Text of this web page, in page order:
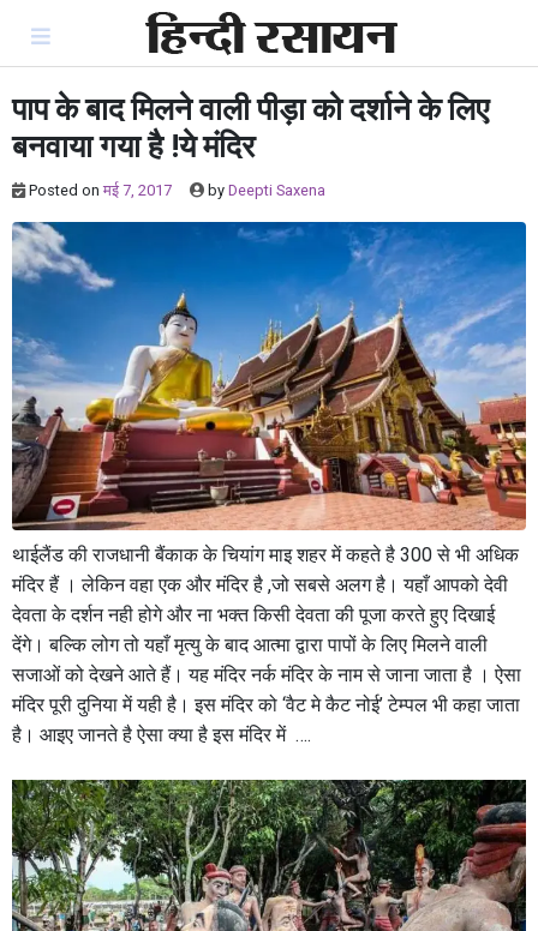
content
पाप के बाद मिलने वाली पीड़ा को दर्शाने के लिए
बनवाया गया है !ये मंदिर
Posted on मई 7, 2017 by Deepti Saxena
थाईलैंड की राजधानी बैंकाक के चियांग माइ शहर में कहते है 300 से भी अधिक
मंदिर हैं । लेकिन वहा एक और मंदिर है ,जो सबसे अलग है। यहाँ आपको देवी
देवता के दर्शन नही होगे और ना भक्त किसी देवता की पूजा करते हुए दिखाई
देंगे। बल्कि लोग तो यहाँ मृत्यु के बाद आत्मा द्वारा पापों के लिए मिलने वाली
सजाओं को देखने आते हैं। यह मंदिर नर्क मंदिर के नाम से जाना जाता है । ऐसा
मंदिर पूरी दुनिया में यही है। इस मंदिर को ‘वैट मे कैट नोई’ टेम्पल भी कहा जाता
है। आइए जानते है ऐसा क्या है इस मंदिर में ….